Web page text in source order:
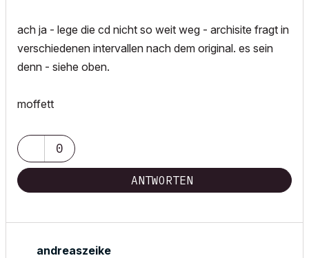
ach ja - lege die cd nicht so weit weg - archisite fragt in
verschiedenen intervallen nach dem original. es sein
denn - siehe oben.
moffett
0
ANTWORTEN
andreaszeike